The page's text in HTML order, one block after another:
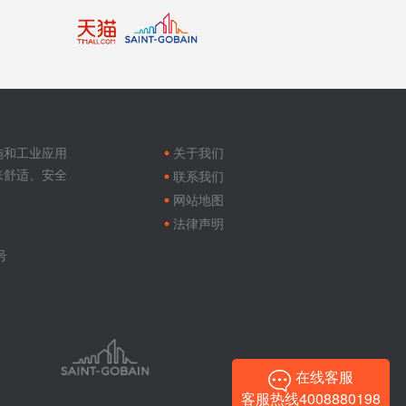
工业应用
适、安全
关于我们
联系我们
网站地图
法律声明
在线客服
客服热线4008880198